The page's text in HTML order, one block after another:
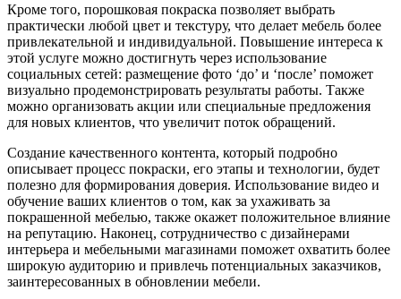
Кроме того, порошковая покраска позволяет выбрать
практически любой цвет и текстуру, что делает мебель более
привлекательной и индивидуальной. Повышение интереса к
этой услуге можно достигнуть через использование
социальных сетей: размещение фото ‘до’ и ‘после’ поможет
визуально продемонстрировать результаты работы. Также
можно организовать акции или специальные предложения
для новых клиентов, что увеличит поток обращений.
Создание качественного контента, который подробно
описывает процесс покраски, его этапы и технологии, будет
полезно для формирования доверия. Использование видео и
обучение ваших клиентов о том, как за ухаживать за
покрашенной мебелью, также окажет положительное влияние
на репутацию. Наконец, сотрудничество с дизайнерами
интерьера и мебельными магазинами поможет охватить более
широкую аудиторию и привлечь потенциальных заказчиков,
заинтересованных в обновлении мебели.